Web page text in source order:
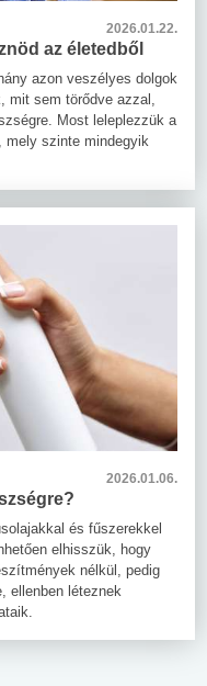
2026.01.22.
az életedből
azon veszélyes dolgok
mit sem törődve azzal,
Most leleplezzük a
mely szinte mindegyik
2026.01.06.
és fűszerekkel
elhisszük, hogy
nélkül, pedig
ellenben léteznek